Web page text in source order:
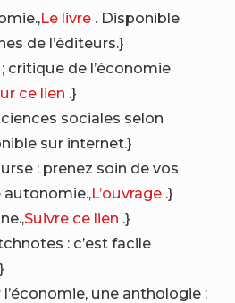
Le livre . Disponible
de l’éditeurs.}
critique de l’économie
ce lien .}
sociales selon
sur internet.}
: prenez soin de vos
L’ouvrage .}
Suivre ce lien .}
: c’est facile
une anthologie :